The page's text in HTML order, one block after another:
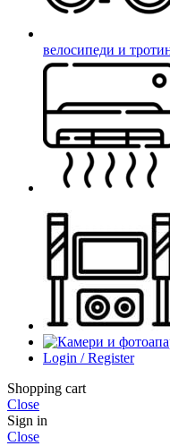
велосипеди и
Login / Register
Shopping cart
Close
Sign in
Close